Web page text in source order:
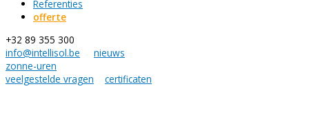
Referenties
offerte
+32 89 355 300
info@intellisol.be
nieuws
zonne-uren
veelgestelde vragen
certificaten